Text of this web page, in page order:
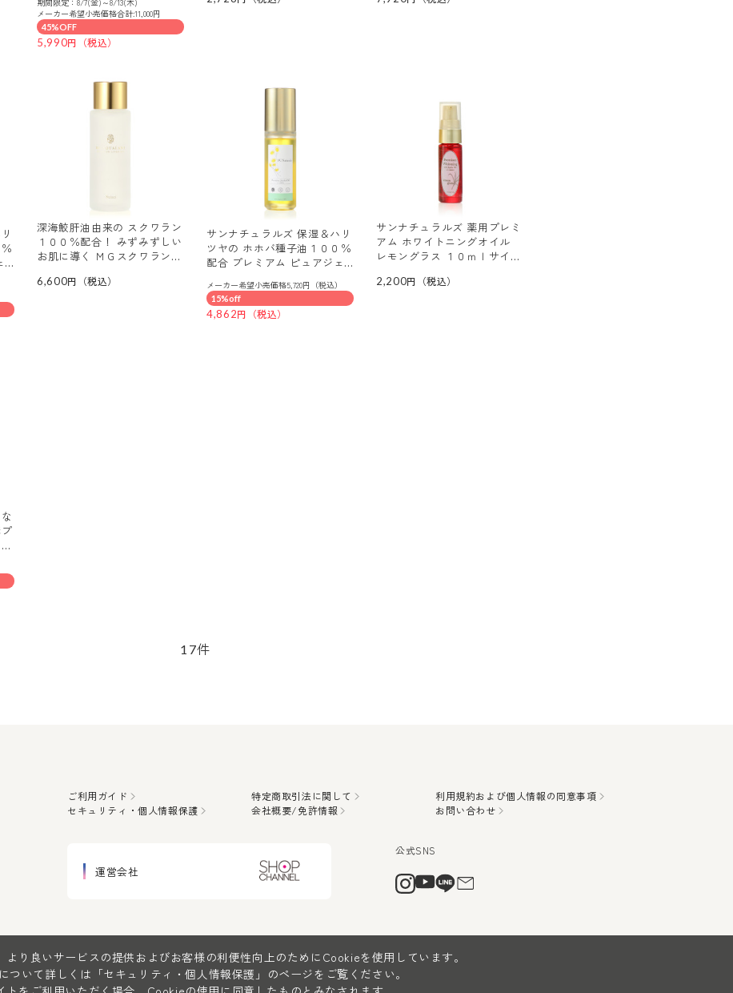
ト
メーカー希望小売価格合計:11,000円
45%OFF
5,990
深海鮫肝油由来の スクワラン
１００％配合！ みずみずしい
お肌に導く ＭＧスクワラン
6,600
サンナチュラルズ 保湿＆ハリ
ツヤの ホホバ種子油１００％
配合 プレミアム ピュアジェ
メーカー希望小売価格5,720円（税込）
15%off
4,862
サンナチュラルズ 薬用プレミ
アム ホワイトニングオイル
レモングラス １０ｍｌサイズ
2,200
17件
運営会社
ご利用ガイド 特定商取引法に関して
利用規約および個人情報の同意事項
セキュリティ・個人情報保護
会社概要/免許情報 お問い合わせ
より良いサービスの提供およびお客様の利便性向上のためにCookieを使用しています。
ついて詳しくは 「セキュリティ・個人情報保護」 のページをご覧ください。